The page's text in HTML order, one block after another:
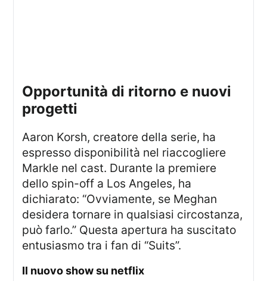
opportunità di ritorno e nuovi
progetti
Aaron Korsh, creatore della serie, ha
espresso disponibilità nel riaccogliere
Markle nel cast. Durante la premiere
dello spin-off a Los Angeles, ha
dichiarato: “Ovviamente, se Meghan
desidera tornare in qualsiasi circostanza,
può farlo.” Questa apertura ha suscitato
entusiasmo tra i fan di “Suits”.
il nuovo show su netflix